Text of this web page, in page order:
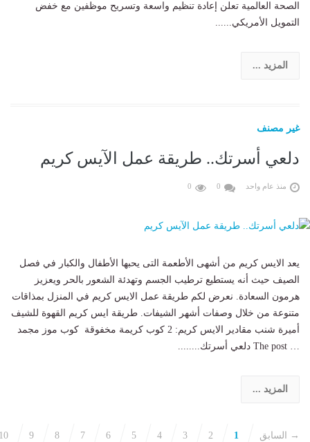
الصحة العالمية تعلن إعادة تنظيم واسعة وتسريح موظفين مع خفض
التمويل الأمريكي......
المزيد ...
غير مصنف
دلعي أسرتك.. طريقة عمل الآيس كريم
منذ عام واحد 0
0
يعد الايس كريم من أشهى الأطعمة التى يحبها الأطفال والكبار في فصل
الصيف حيث أنه يستطيع ترطيب الجسم وتهدئة الشعور بالحر ويعزيز
هرمون السعادة. نعرض لكم طريقة عمل الايس كريم في المنزل بمذاقات
متنوعة من خلال وصفات أشهر الشيفات. طريقة ايس كريم القهوة للشيف
أميرة شنب مقادير الايس كريم: 2 كوب كريمة مخفوقة كوب موز مجمد
… The post دلعي أسرتك........
المزيد ...
→ السابق 1
2
3
4
5
6
7
8
9